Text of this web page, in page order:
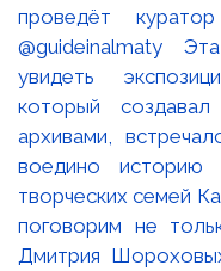
проведёт
@guideinalmaty
увидеть
который
архивами,
воедино историю
творческих семей
поговорим не
Дмитрия